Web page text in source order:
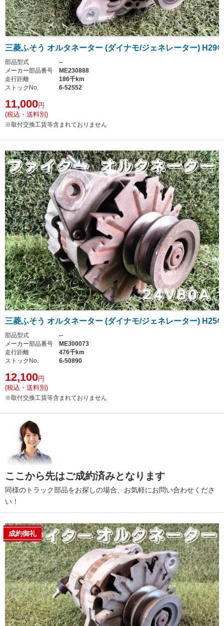
三菱ふそう オルタネーター (ダイナモ/ジェネレーター) H29
部品型式
--
メーカー部品番号
ME230888
走行距離
186千km
ストックNo.
6-52552
11,000円
(税込・送料別)
※取付交換工賃等含まれておりません
三菱ふそう オルタネーター (ダイナモ/ジェネレーター) H25
部品型式
--
メーカー部品番号
ME300073
走行距離
476千km
ストックNo.
6-50890
12,100円
(税込・送料別)
※取付交換工賃等含まれておりません
ここから先はご成約済みとなります
同様のトラック部品をお探しの場合、お気軽にお問い合わせくださ
い！
成約御礼